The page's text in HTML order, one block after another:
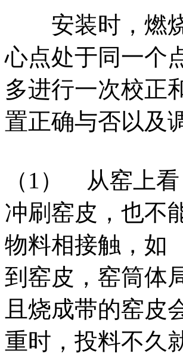
安装时，燃烧
心点处于同一个
多进行一次校正
置正确与否以及
（1） 从窑上
冲刷窑皮，也不
物料相接触，如
到窑皮，窑筒体
且烧成带的窑皮
重时，投料不久